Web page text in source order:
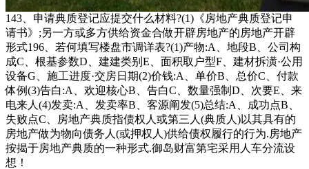
143、申请典质登记应提交什么材料?(1)《房地产典质登记申
请书》;另一方或多方供给资金合做开辟房地产的房地产开辟
形式196、若何填写楼盘市调详表?(1)产物:A、地段B、公司构
成C、根基参数D、建建类别E、面积取户型F、建材拆潢·公用
设备G、施工进度·交房日期(2)价钱:A、单价B、总价C、付款
体例(3)告白:A、欢迎核心B、告白C、数量强制D、次要E、来
电来人(4)发卖:A、发卖率B、客源阐发(5)总结:A、成功点B、
失败点C、房地产典质指债权人或第三人(典质人)以其具有的
房地产做为物向债务人(或押权人)供给债权履行的行为.房地产
按揭于房地产典质的一种形式.御岛财富第宅采用人车分流设
想！